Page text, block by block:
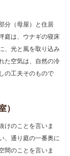
分（母屋）と住居
庭は、ウナギの寝床
、光と風を取り込み
た空気は、自然の冷
の工夫そのもので
）
けのことを言いま
、通り庭の一番奥に
間のことを言いま